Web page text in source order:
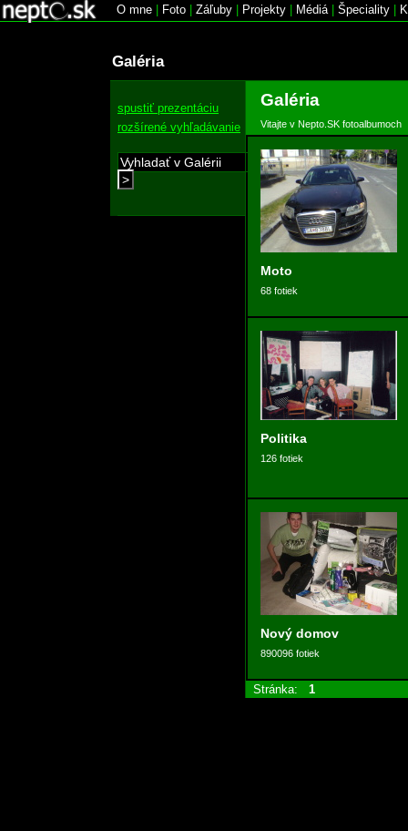
O mne Foto Záľuby Projekty Médiá| Špeciality
Galéria
spustiť prezentáciu
rozšírené vyhľadávanie
>
Galéria
Vitajte v Nepto.SK fotoalbumoch
Moto
68 fotiek
Politika
126 fotiek
Nový domov
890096 fotiek
Stránka: 1